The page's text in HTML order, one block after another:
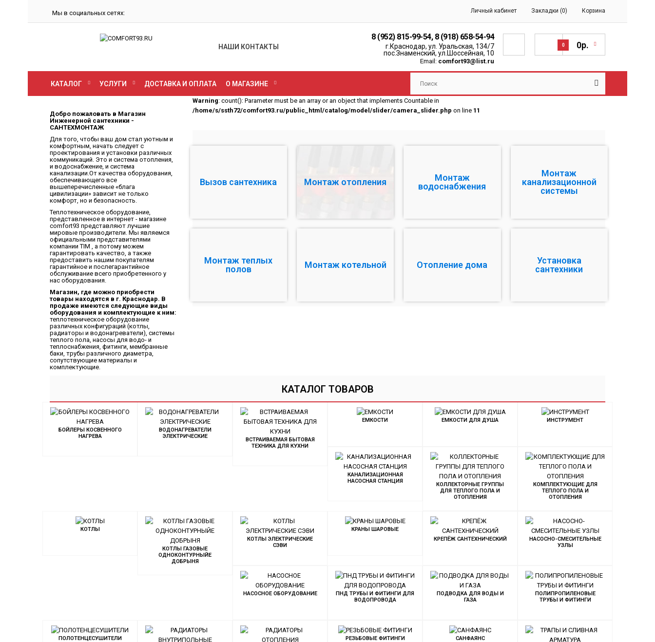
Личный кабинет Закладки (0) Корзина
Мы в социальных сетях:
НАШИ КОНТАКТЫ
8 (952) 815-99-54, 8 (918) 658-54-94
г.Краснодар, ул. Уральская, 134/7
пос.Знаменский, ул.Шоссейная, 10
Email: comfort93@list.ru
0 0р.
КАТАЛОГ УСЛУГИ ДОСТАВКА И ОПЛАТА О МАГАЗИНЕ
Добро пожаловать в Магазин
Инженерной сантехники -
САНТЕХМОНТАЖ
Для того, чтобы ваш дом стал уютным и
комфортным, начать следует с
проектирования и установки различных
коммуникаций. Это и система отопления,
и водоснабжение, и система
канализации.От качества оборудования,
обеспечивающего все
вышеперечисленные «блага
цивилизации» зависит не только
комфорт, но и безопасность.
Теплотехническое оборудование,
представленное в интернет - магазине
comfort93 представляют лучшие
мировые производители. Мы являемся
официальными представителями
компании TIM , а потому можем
гарантировать качество, а также
предоставить нашим покупателям
гарантийное и послегарантийное
обслуживание всего приобретенного у
нас оборудования.
Магазин, где можно приобрести
товары находятся в г. Краснодар. В
продаже имеются следующие виды
оборудования и комплектующие к ним:
теплотехническое оборудование
различных конфигураций (котлы,
радиаторы и водонагреватели), системы
теплого пола, насосы для водо- и
теплоснабжения, фитинги, мембранные
баки, трубы различного диаметра,
сопутствующие материалы и
комплектующие.
Warning: count(): Parameter must be an array or an object that implements Countable in
/home/s/ssth72/comfort93.ru/public_html/catalog/model/slider/camera_slider.php on line 11
Вызов сантехника Монтаж отопления
Монтаж
водоснабжения
Монтаж
канализационной
системы
Монтаж теплых
полов
Монтаж котельной Отопление дома
Установка
сантехники
КАТАЛОГ ТОВАРОВ
БОЙЛЕРЫ КОСВЕННОГО
НАГРЕВА
ВОДОНАГРЕВАТЕЛИ
ЭЛЕКТРИЧЕСКИЕ
ВСТРАИВАЕМАЯ БЫТОВАЯ
ТЕХНИКА ДЛЯ КУХНИ
ЕМКОСТИ ЕМКОСТИ ДЛЯ ДУША ИНСТРУМЕНТ
КАНАЛИЗАЦИОННАЯ
НАСОСНАЯ СТАНЦИЯ
КОЛЛЕКТОРНЫЕ ГРУППЫ
ДЛЯ ТЕПЛОГО ПОЛА И
ОТОПЛЕНИЯ
КОМПЛЕКТУЮЩИЕ ДЛЯ
ТЕПЛОГО ПОЛА И
ОТОПЛЕНИЯ
КОТЛЫ
КОТЛЫ ГАЗОВЫЕ
ОДНОКОНТУРНЫЙЕ
ДОБРЫНЯ
КОТЛЫ ЭЛЕКТРИЧЕСКИЕ
СЭВИ
КРАНЫ ШАРОВЫЕ
КРЕПЁЖ САНТЕХНИЧЕСКИЙ
НАСОСНО-СМЕСИТЕЛЬНЫЕ
УЗЛЫ
НАСОСНОЕ ОБОРУДОВАНИЕ
ПНД ТРУБЫ И ФИТИНГИ ДЛЯ
ВОДОПРОВОДА
ПОДВОДКА ДЛЯ ВОДЫ И
ГАЗА
ПОЛИПРОПИЛЕНОВЫЕ
ТРУБЫ И ФИТИНГИ
ПОЛОТЕНЦЕСУШИТЕЛИ
РЕЗЬБОВЫЕ ФИТИНГИ
САНФАЯНС